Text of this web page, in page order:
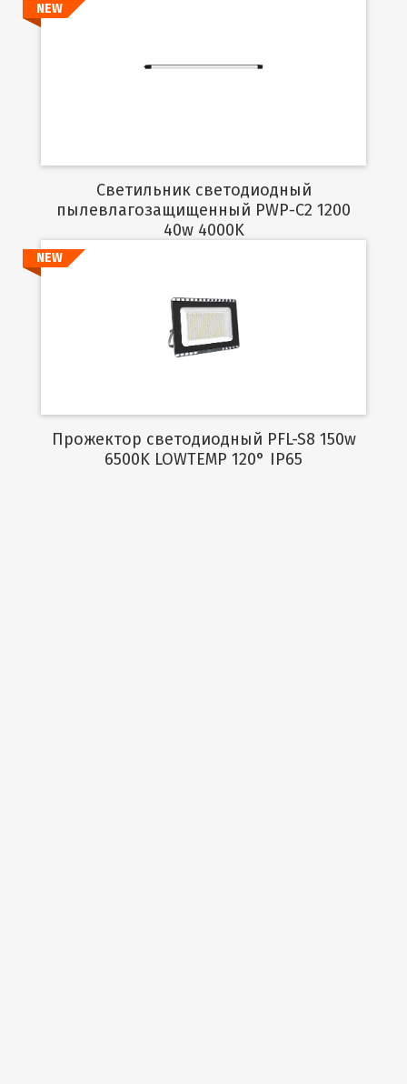
NEW
Светильник светодиодный
пылевлагозащищенный PWP-C2 1200
40w 4000K
Подробнее
NEW
Прожектор светодиодный PFL-S8 150w
6500K LOWTEMP 120° IP65